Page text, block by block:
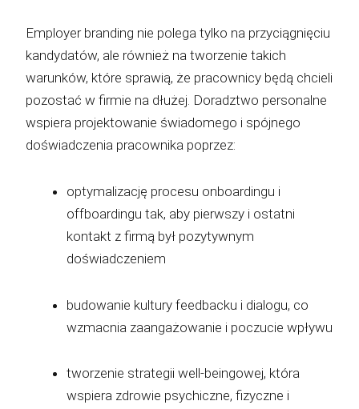
Employer branding nie polega tylko na przyciągnięciu
kandydatów, ale również na tworzenie takich
warunków, które sprawią, że pracownicy będą chcieli
pozostać w firmie na dłużej. Doradztwo personalne
wspiera projektowanie świadomego i spójnego
doświadczenia pracownika poprzez:
optymalizację procesu onboardingu i
offboardingu tak, aby pierwszy i ostatni
kontakt z firmą był pozytywnym
doświadczeniem
budowanie kultury feedbacku i dialogu, co
wzmacnia zaangażowanie i poczucie wpływu
tworzenie strategii well-beingowej, która
wspiera zdrowie psychiczne, fizyczne i